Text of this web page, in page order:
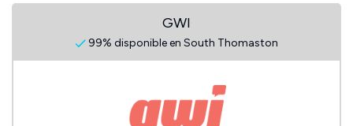
GWI
99% disponible en South Thomaston